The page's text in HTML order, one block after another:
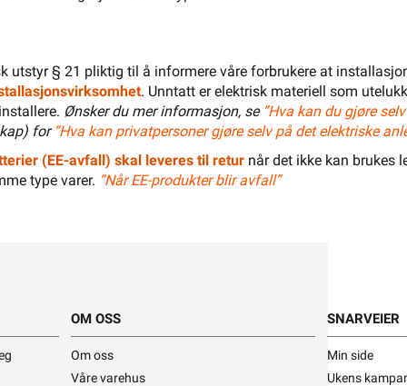
LEGG I HANDLEKURV
Dokumentasjon
utstyr § 21 pliktig til å informere våre forbrukere at
. Unntatt er elektrisk materiell som
Ønsker du mer informasjon, se ”Hva kan du gjøre
for “Hva kan privatpersoner gjøre selv på det elektriske
(EE-avfall) skal leveres til retur når det ikke kan brukes
type varer. “Når EE-produkter blir avfall”
OM OSS
Om oss
Våre varehus
SNARVEIER
Min side
Ukens